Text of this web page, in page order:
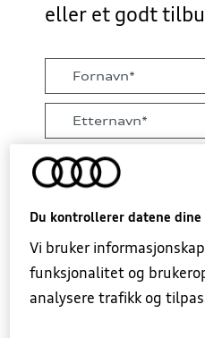
eller et godt
Du kontrollerer datene dine
Vi bruker
funksjonalitet og
analysere trafikk og